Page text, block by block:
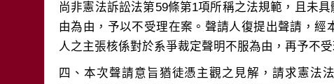
尚非憲法訴訟法第59條第1項所稱之法規範，且未
由為由，予以不受理在案。聲請人復提出聲請，經
四、本次聲請意旨猶徒憑主觀之見解，請求憲法